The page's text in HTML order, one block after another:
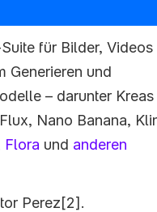
für Bilder, Videos
Generieren und
– darunter Kreas
Nano Banana,
Flora und anderen
Perez[2].